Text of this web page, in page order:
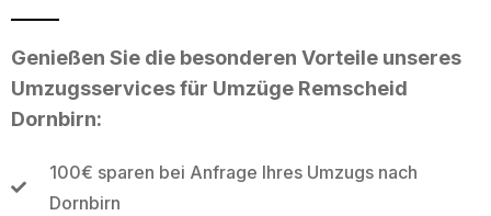
Genießen Sie die besonderen Vorteile unseres
Umzugsservices für Umzüge Remscheid
Dornbirn:
100€ sparen bei Anfrage Ihres Umzugs nach
Dornbirn